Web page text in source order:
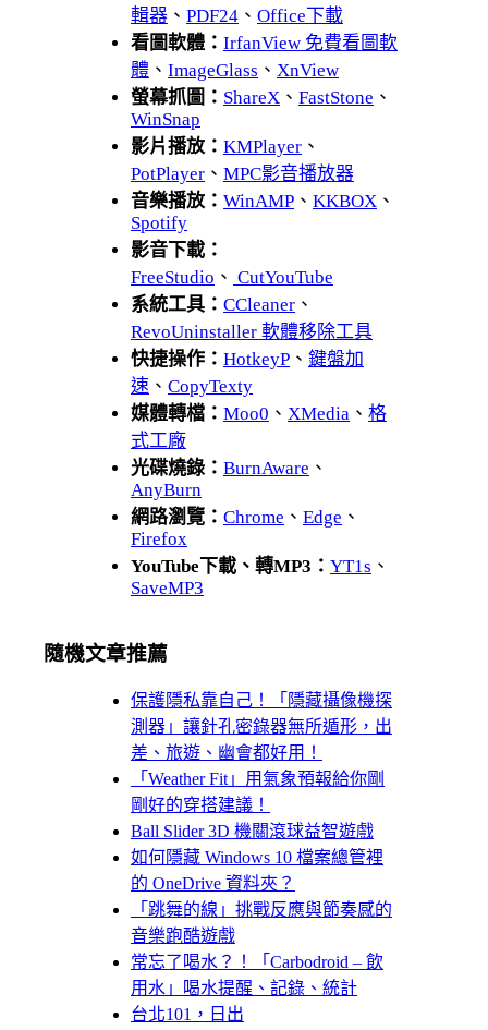
輯器 、 PDF24 、 Office下載
看圖軟體： IrfanView 免費看圖軟
體 、 ImageGlass 、 XnView
螢幕抓圖： ShareX 、 FastStone 、
WinSnap
影片播放： KMPlayer 、
PotPlayer 、 MPC影音播放器
音樂播放： WinAMP 、 KKBOX 、
Spotify
影音下載：
FreeStudio 、 CutYouTube
系統工具： CCleaner 、
RevoUninstaller 軟體移除工具
快捷操作： HotkeyP 、 鍵盤加
速 、 CopyTexty
媒體轉檔： Moo0 、 XMedia 、 格
式工廠
光碟燒錄： BurnAware 、
AnyBurn
網路瀏覽： Chrome 、 Edge 、
Firefox
YouTube下載、轉MP3： YT1s 、
SaveMP3
隨機文章推薦
保護隱私靠自己！「隱藏攝像機探
測器」讓針孔密錄器無所遁形，出
差、旅遊、幽會都好用！
「Weather Fi‪t‬」用氣象預報給你剛
剛好的穿搭建議！
Ball Slider 3D 機關滾球益智遊戲
如何隱藏 Windows 10 檔案總管裡
的 OneDrive 資料夾？
「跳舞的線」挑戰反應與節奏感的
音樂跑酷遊戲
常忘了喝水？！「Carbodroid – 飲
用水」喝水提醒、記錄、統計
台北101，日出